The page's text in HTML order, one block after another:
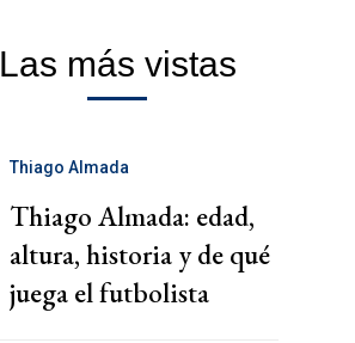
Las más vistas
Thiago Almada
Thiago Almada: edad,
altura, historia y de qué
juega el futbolista